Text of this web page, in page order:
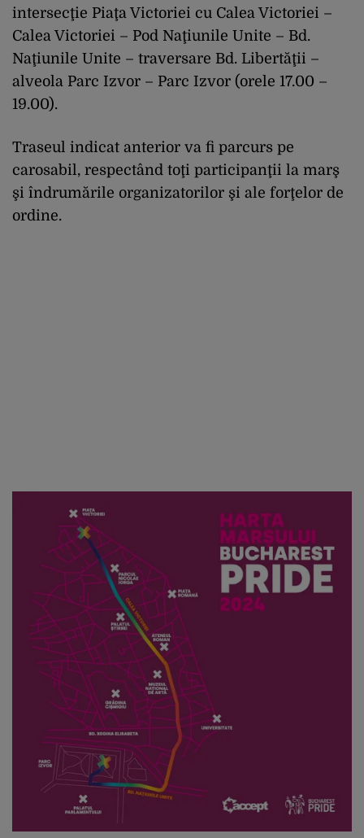
intersecţie Piaţa Victoriei cu Calea Victoriei –
Calea Victoriei – Pod Naţiunile Unite – Bd.
Naţiunile Unite – traversare Bd. Libertăţii –
alveola Parc Izvor – Parc Izvor (orele 17.00 –
19.00).
Traseul indicat anterior va fi parcurs pe
carosabil, respectând toţi participanţii la marş
şi îndrumările organizatorilor şi ale forţelor de
ordine.